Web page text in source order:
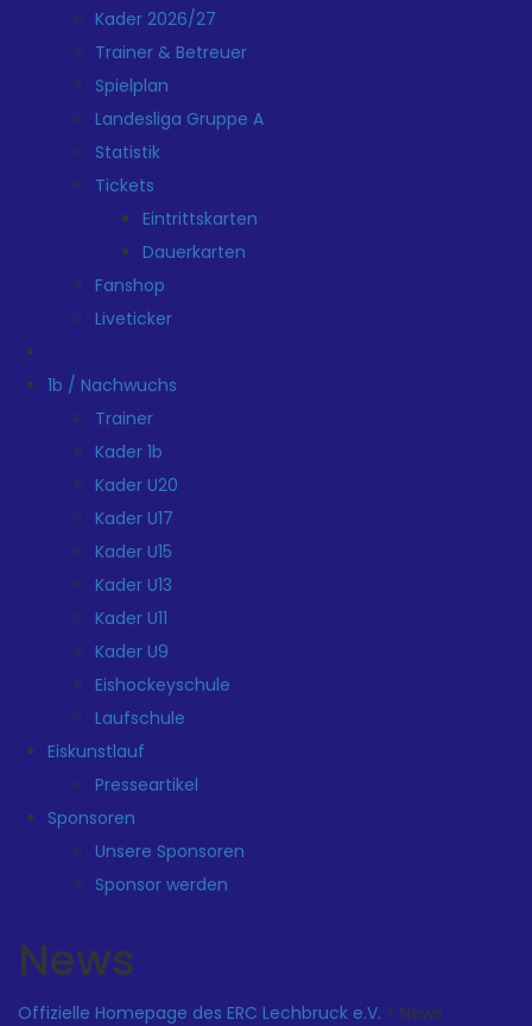
Kader 2026/27
Trainer & Betreuer
Spielplan
Landesliga Gruppe A
Statistik
Tickets
Eintrittskarten
Dauerkarten
Fanshop
Liveticker
1b / Nachwuchs
Trainer
Kader 1b
Kader U20
Kader U17
Kader U15
Kader U13
Kader U11
Kader U9
Eishockeyschule
Laufschule
Eiskunstlauf
Presseartikel
Sponsoren
Unsere Sponsoren
Sponsor werden
News
Offizielle Homepage des ERC Lechbruck e.V. > News